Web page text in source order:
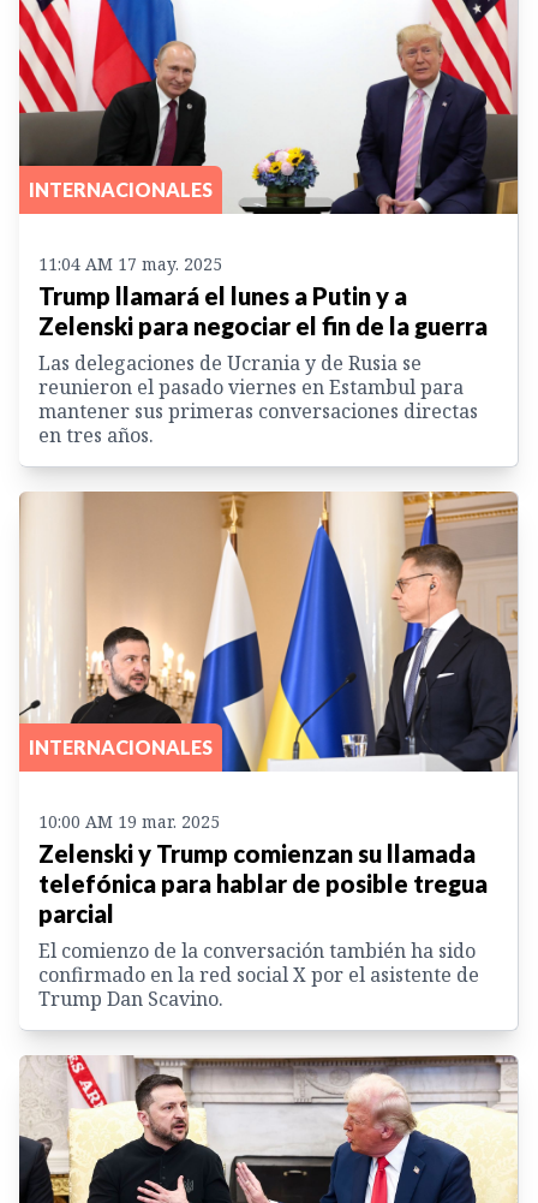
INTERNACIONALES
11:04 AM 17 may. 2025
Trump llamará el lunes a Putin y a
Zelenski para negociar el fin de la guerra
Las delegaciones de Ucrania y de Rusia se
reunieron el pasado viernes en Estambul para
mantener sus primeras conversaciones directas
en tres años.
INTERNACIONALES
10:00 AM 19 mar. 2025
Zelenski y Trump comienzan su llamada
telefónica para hablar de posible tregua
parcial
El comienzo de la conversación también ha sido
confirmado en la red social X por el asistente de
Trump Dan Scavino.